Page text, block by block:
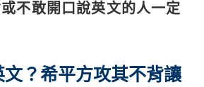
不敢開口說英文的人一定
？希平方攻其不背讓